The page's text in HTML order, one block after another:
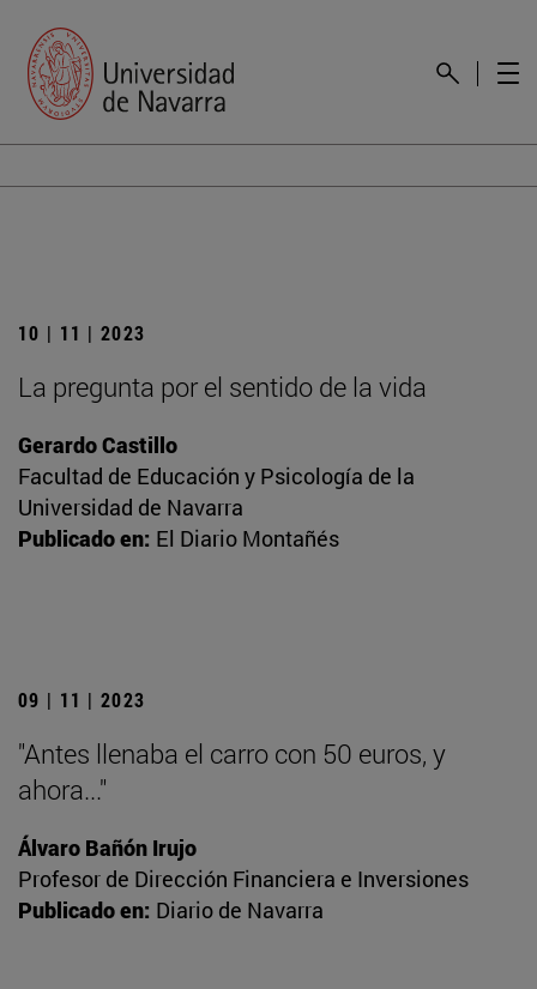
10 | 11 | 2023
La pregunta por el sentido de la vida
Gerardo Castillo
Facultad de Educación y Psicología de la
Universidad de Navarra
Publicado en: El Diario Montañés
09 | 11 | 2023
"Antes llenaba el carro con 50 euros, y
ahora..."
Álvaro Bañón Irujo
Profesor de Dirección Financiera e Inversiones
Publicado en: Diario de Navarra